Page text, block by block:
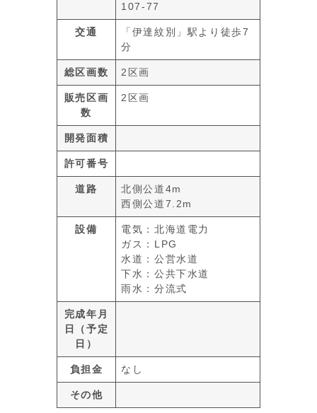
107-77
交通
「伊達紋別」駅より徒歩7
分
総区画数 2区画
販売区画
数
2区画
開発面積
許可番号
道路
北側公道4m
西側公道7.2m
設備
電気：北海道電力
ガス：LPG
水道：公営水道
下水：公共下水道
雨水：分流式
完成年月
日（予定
日）
負担金 なし
その他